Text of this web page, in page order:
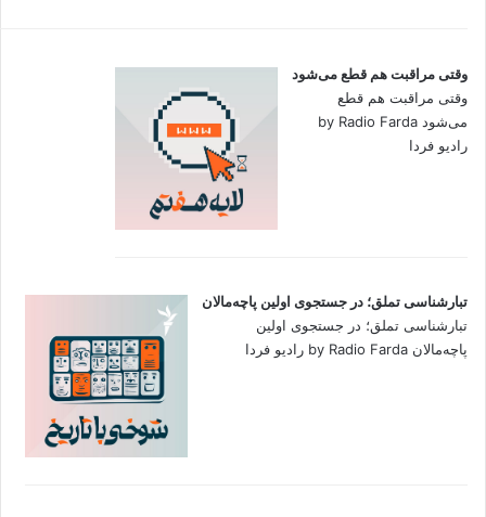
وقتی مراقبت هم قطع می‌شود
وقتی مراقبت هم قطع
می‌شود by Radio Farda
رادیو فردا
تبارشناسی تملق؛ در جستجوی اولین‌ پاچه‌مالان
تبارشناسی تملق؛ در جستجوی اولین‌
پاچه‌مالان by Radio Farda رادیو فردا